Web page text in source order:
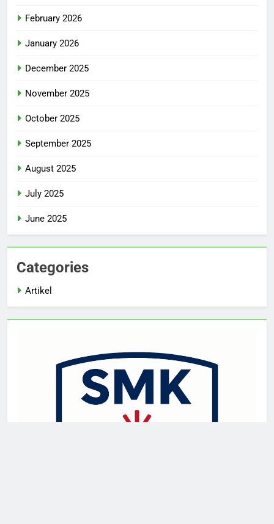
February 2026
January 2026
December 2025
November 2025
October 2025
September 2025
August 2025
July 2025
June 2025
Categories
Artikel